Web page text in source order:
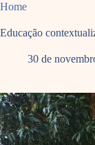
Home
Educação
30 de